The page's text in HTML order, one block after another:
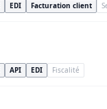
EDI Facturation client
API EDI Fiscalité